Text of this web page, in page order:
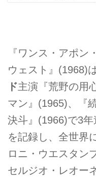
『ワンス・アポン
ウェスト』(1968)は
ド主演『荒野の用
マン』(1965)、『
決斗』(1966)で3
を記録し、全世界
ロニ・ウエスタン
セルジオ・レオー